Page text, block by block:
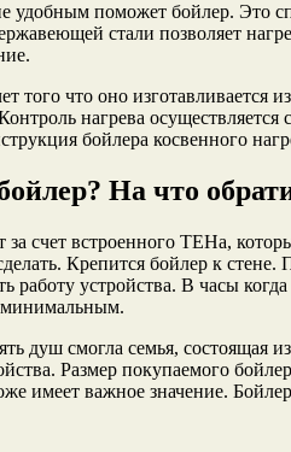
поможет бойлер. Это
стали позволяет
того что оно
нагрева
бойлера косвенного
На что
за счет встроенного ТЕНа,
Крепится бойлер к стене.
работу устройства. В часы
минимальным.
душ смогла семья,
Размер покупаемого
имеет важное значение.